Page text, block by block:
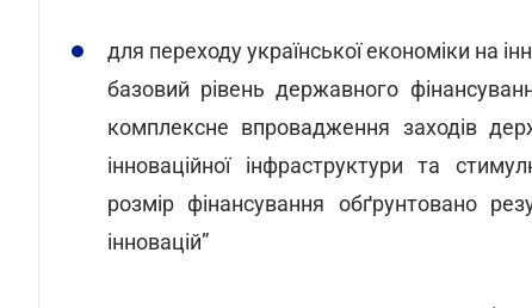
для переходу української економіки на
базовий рівень державного
комплексне впровадження заходів
інноваційної інфраструктури та
розмір фінансування обґрунтовано
інновацій”